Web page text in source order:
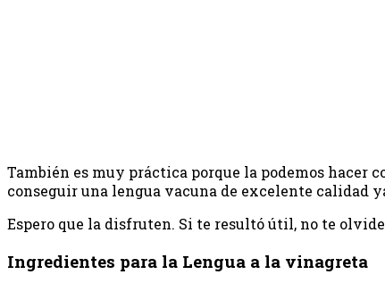
También es muy práctica porque la podemos hacer
conseguir una lengua vacuna de excelente calidad
Espero que la disfruten. Si te resultó útil, no te
Ingredientes para la Lengua a la vinagreta